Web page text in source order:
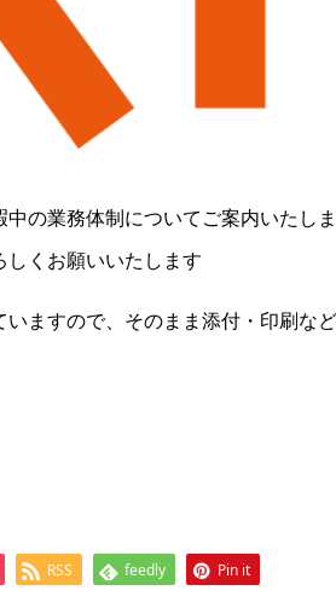
の業務体制についてご案内いたし
くお願いいたします
ますので、そのまま添付・印刷な
RSS feedly Pin it